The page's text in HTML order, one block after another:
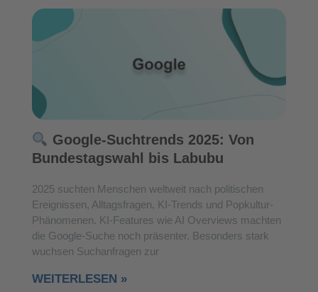
Google-Suchtrends 2025: Von
Bundestagswahl bis Labubu
2025 suchten Menschen weltweit nach politischen
Ereignissen, Alltagsfragen, KI-Trends und Popkultur-
Phänomenen. KI-Features wie AI Overviews machten
die Google-Suche noch präsenter. Besonders stark
wuchsen Suchanfragen zur
WEITERLESEN »